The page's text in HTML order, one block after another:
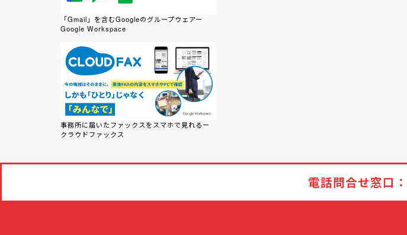
「Gmail」を含むGoogleのグループウェアー
Google Workspace
事務所に届いたファックスをスマホで見れるー
クラウドファックス
電話問合せ窓口：